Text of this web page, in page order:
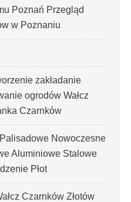
Poznań Przegląd
w Poznaniu
zakładanie
ogrodów Wałcz
Czarnków
Nowoczesne
Aluminiowe Stalowe
Płot
Czarnków Złotów